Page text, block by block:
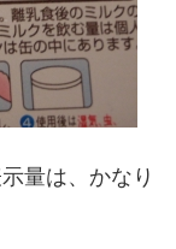
量は、かなり